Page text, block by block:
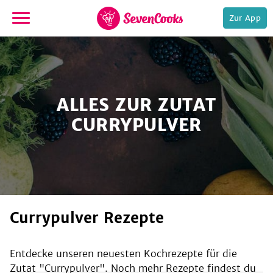
zur
Startseite
Zur App
ALLES ZUR ZUTAT
CURRYPULVER
Currypulver Rezepte
Entdecke unseren neuesten Kochrezepte für die
Zutat "Currypulver". Noch mehr Rezepte findest du